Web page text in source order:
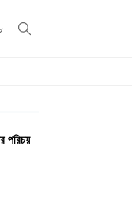
পরিচয়